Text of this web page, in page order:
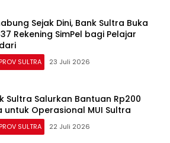
Sejak Dini, Bank Sultra Buka
Rekening SimPel bagi Pelajar
SULTRA 23 Juli 2026
Sultra Salurkan Bantuan Rp200
untuk Operasional MUI Sultra
SULTRA 22 Juli 2026